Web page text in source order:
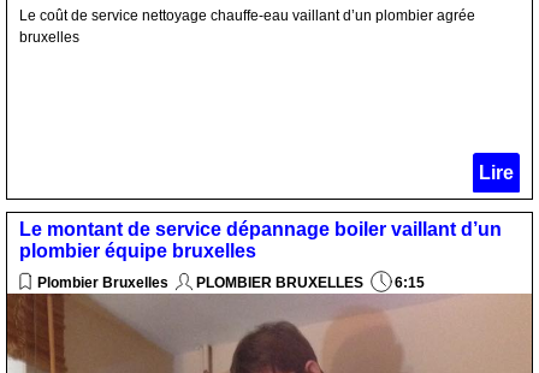
Le coût de service nettoyage chauffe-eau vaillant d’un plombier agrée
bruxelles
Lire
Le montant de service dépannage boiler vaillant d’un
plombier équipe bruxelles
Plombier Bruxelles PLOMBIER BRUXELLES 6:15